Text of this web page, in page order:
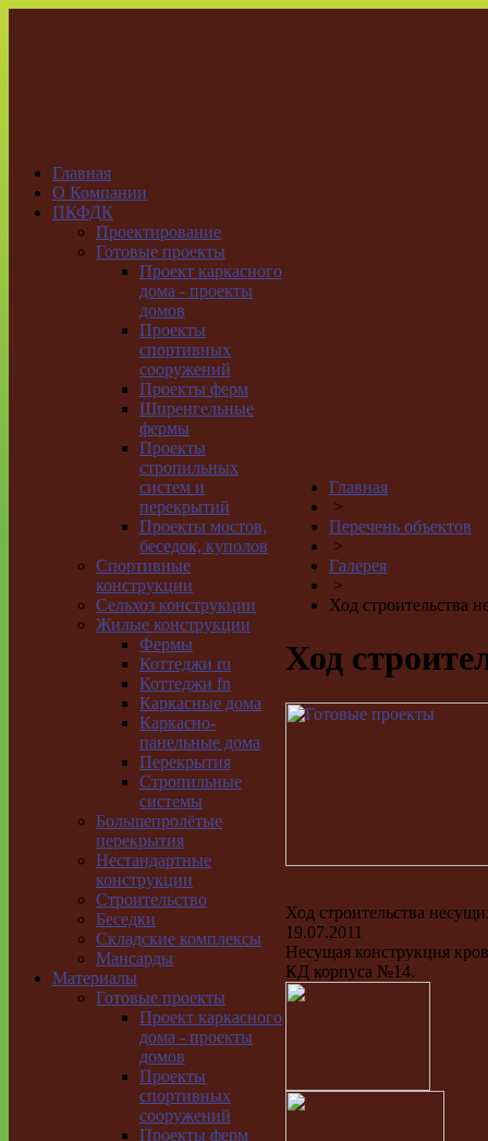
Главная
О Компании
ПКФДК
Проектирование
Готовые проекты
Проект каркасного
дома - проекты
домов
Проекты
спортивных
сооружений
Проекты ферм
Шпренгельные
фермы
Проекты
стропильных
систем и
перекрытий
Проекты мостов,
беседок, куполов
Спортивные
конструкции
Сельхоз конструкции
Жилые конструкции
Фермы
Коттеджи ru
Коттеджи fn
Каркасные дома
Каркасно-
панельные дома
Перекрытия
Стропильные
системы
Большепролётые
перекрытия
Нестандартные
конструкции
Строительство
Беседки
Складские комплексы
Мансарды
Материалы
Готовые проекты
Проект каркасного
дома - проекты
домов
Проекты
спортивных
сооружений
Проекты ферм
Главная
>
Перечень объектов
>
Галерея
>
Ход строительства
Ход
Ход строительства
19.07.2011
Несущая конструкция
КД корпуса №14.